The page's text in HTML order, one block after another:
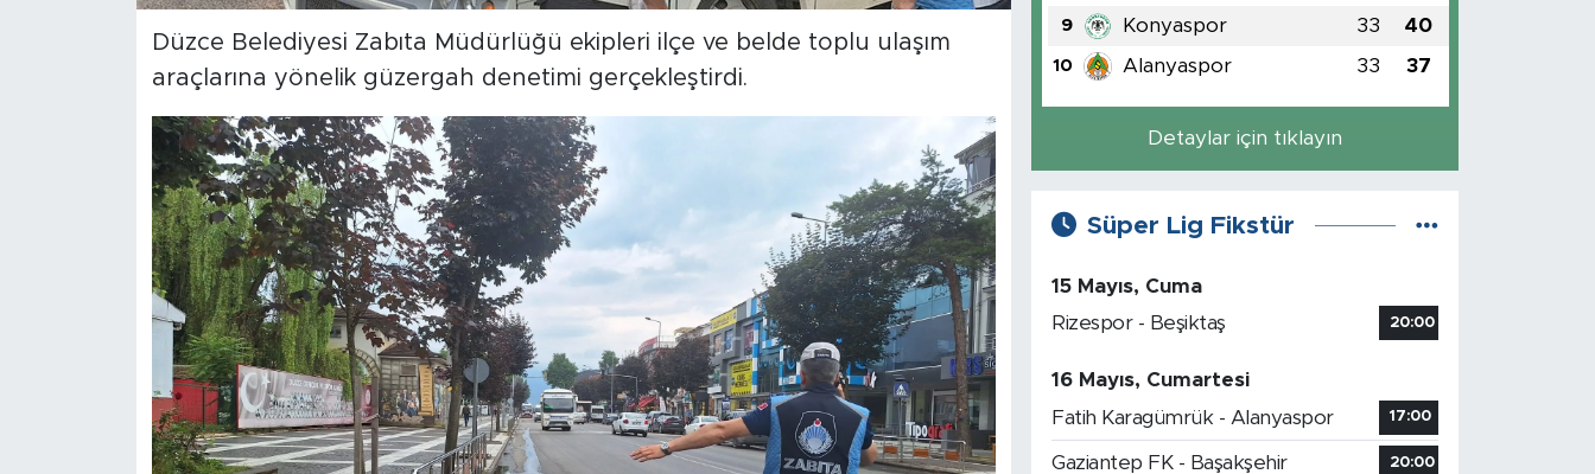
Düzce Belediyesi Zabıta Müdürlüğü ekipleri ilçe ve belde toplu ulaşım
araçlarına yönelik güzergah denetimi gerçekleştirdi.
9 Konyaspor 33 40
10 Alanyaspor 33 37
Detaylar için tıklayın
Süper Lig Fikstür
15 Mayıs, Cuma
Rizespor - Beşiktaş
20:00
16 Mayıs, Cumartesi
Fatih Karagümrük - Alanyaspor
17:00
Gaziantep FK - Başakşehir 20:00